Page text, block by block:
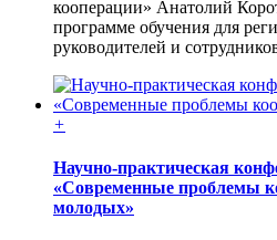
кооперации» Анатолий
программе обучения для
руководителей и
+
Научно-практическая
«Современные проблемы
молодых»